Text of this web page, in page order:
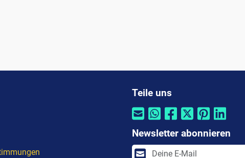
Teile uns
Newsletter abonnieren